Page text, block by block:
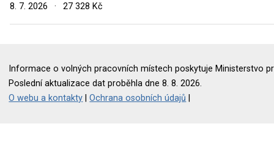
8. 7. 2026
· 27 328 Kč
Informace o volných pracovních místech poskytuje Ministerstvo
Poslední aktualizace dat proběhla dne 8. 8. 2026.
O webu a kontakty |Ochrana osobních údajů